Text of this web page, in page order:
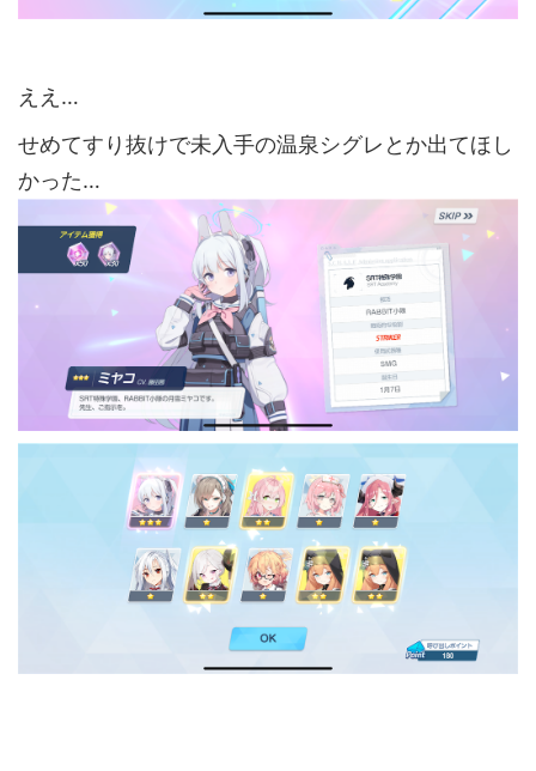
ええ…
せめてすり抜けで未入手の温泉シグレとか出てほし
かった…